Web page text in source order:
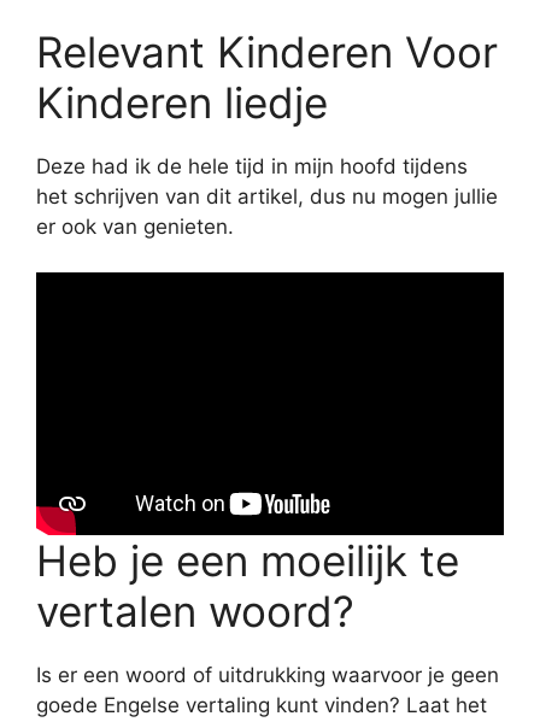
Relevant Kinderen Voor
Kinderen liedje
Deze had ik de hele tijd in mijn hoofd tijdens
het schrijven van dit artikel, dus nu mogen jullie
er ook van genieten.
Heb je een moeilijk te
vertalen woord?
Is er een woord of uitdrukking waarvoor je geen
goede Engelse vertaling kunt vinden? Laat het